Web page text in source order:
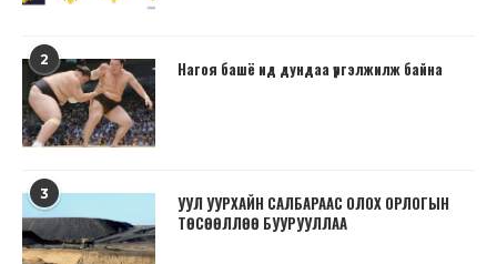
2 Нагоя башё ид дундаа үргэлжилж байна
3
УУЛ УУРХАЙН САЛБАРААС ОЛОХ ОРЛОГЫН
ТӨСӨӨЛЛӨӨ БУУРУУЛЛАА